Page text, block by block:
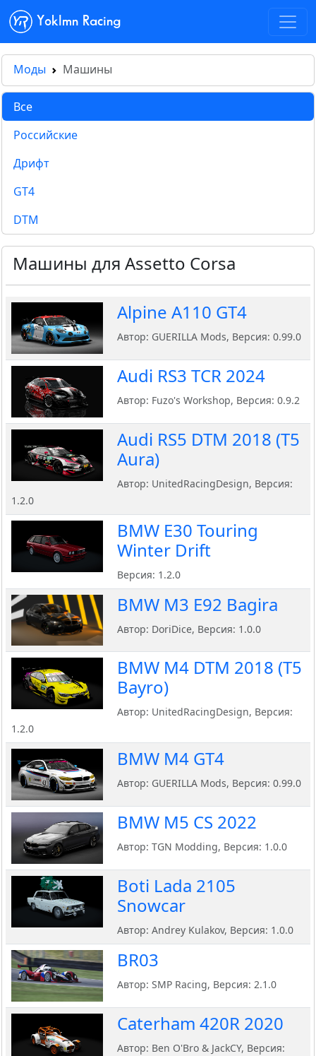
Yoklmn Racing
Моды Машины
Все
Российские
Дрифт
GT4
DTM
Машины для Assetto Corsa
Alpine A110 GT4
Автор: GUERILLA Mods, Версия: 0.99.0
Audi RS3 TCR 2024
Автор: Fuzo's Workshop, Версия: 0.9.2
Audi RS5 DTM 2018 (T5
Aura)
Автор: UnitedRacingDesign, Версия:
1.2.0
BMW E30 Touring
Winter Drift
Версия: 1.2.0
BMW M3 E92 Bagira
Автор: DoriDice, Версия: 1.0.0
BMW M4 DTM 2018 (T5
Bayro)
Автор: UnitedRacingDesign, Версия:
1.2.0
BMW M4 GT4
Автор: GUERILLA Mods, Версия: 0.99.0
BMW M5 CS 2022
Автор: TGN Modding, Версия: 1.0.0
Boti Lada 2105
Snowcar
Автор: Andrey Kulakov, Версия: 1.0.0
BR03
Автор: SMP Racing, Версия: 2.1.0
Caterham 420R 2020
Автор: Ben O'Bro & JackCY, Версия: